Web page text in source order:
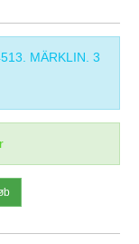
MÄRKLIN. 3